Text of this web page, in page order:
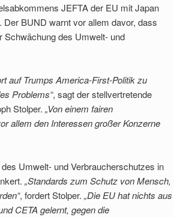
JEFTA der EU mit Japan
BUND warnt vor allem davor, dass
Schwächung des Umwelt- und
auf Trumps America-First-Politik zu
Problems“, sagt der stellvertretende
Stolper. „Von einem fairen
allem den Interessen großer Konzerne
Umwelt- und Verbraucherschutzes in
„Standards zum Schutz von Mensch,
, fordert Stolper. „Die EU hat nichts aus
CETA gelernt, gegen die